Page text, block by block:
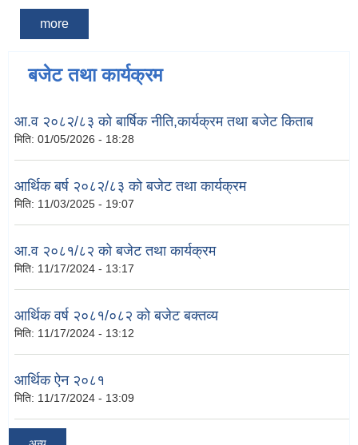
more
बजेट तथा कार्यक्रम
आ.व २०८२/८३ को बार्षिक नीति,कार्यक्रम तथा बजेट किताब
मिति: 01/05/2026 - 18:28
आर्थिक बर्ष २०८२/८३ को बजेट तथा कार्यक्रम
मिति: 11/03/2025 - 19:07
आ.व २०८१/८२ को बजेट तथा कार्यक्रम
मिति: 11/17/2024 - 13:17
आर्थिक वर्ष २०८१/०८२ को बजेट बक्तव्य
मिति: 11/17/2024 - 13:12
आर्थिक ऐन २०८१
मिति: 11/17/2024 - 13:09